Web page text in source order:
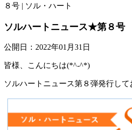
８号 | ソル・ハート
ソルハートニュース★第８号
公開日：2022年01月31日
皆様、こんにちは(*^-^*)
ソルハートニュース第８弾発行して